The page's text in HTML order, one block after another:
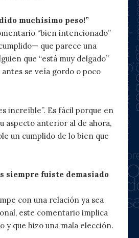
muchísimo peso!”
“bien intencionado”
que parece una
que “está muy delgado”
se veía gordo o poco
increíble”. Es fácil porque en
aspecto anterior al de ahora,
un cumplido de lo bien que
siempre fuiste demasiado
con una relación ya sea
este comentario implica
y que hizo una mala elección.